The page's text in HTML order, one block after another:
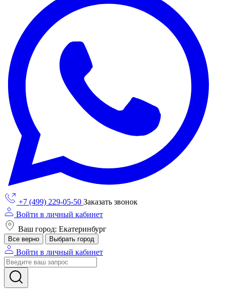
+7 (499) 229-05-50 Заказать звонок
Войти в личный кабинет
Ваш город: Екатеринбург
Все верно Выбрать город
Войти в личный кабинет